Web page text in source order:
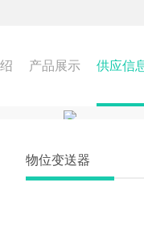
产品展示 供应信
物位变送器